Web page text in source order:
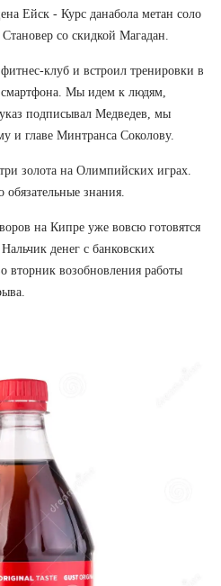
Ейск - Курс данабола метан соло
со скидкой Магадан.
клуб и встроил тренировки в
Мы идем к людям,
подписывал Медведев, мы
и главе Минтранса Соколову.
золота на Олимпийских играх.
обязательные знания.
на Кипре уже вовсю готовятся
денег с банковских
вторник возобновления работы